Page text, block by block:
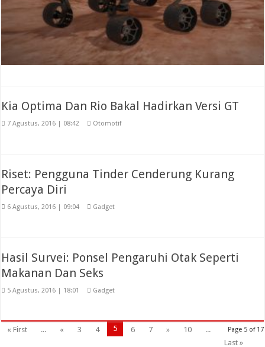
Kia Optima Dan Rio Bakal Hadirkan Versi GT
7 Agustus, 2016 | 08:42 Otomotif
Riset: Pengguna Tinder Cenderung Kurang
Percaya Diri
6 Agustus, 2016 | 09:04 Gadget
Hasil Survei: Ponsel Pengaruhi Otak Seperti
Makanan Dan Seks
5 Agustus, 2016 | 18:01 Gadget
Page 5 of 17
« First ... « 3 4 5 6 7 » 10
...
Last »